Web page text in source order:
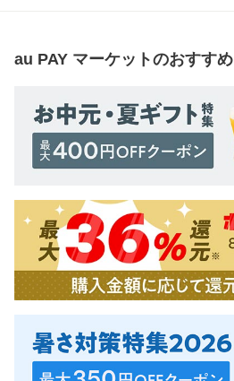
au PAY マーケットのおすすめ